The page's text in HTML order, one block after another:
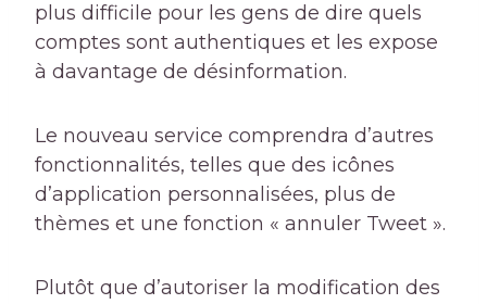
plus difficile pour les gens de dire quels
comptes sont authentiques et les expose
à davantage de désinformation.
Le nouveau service comprendra d’autres
fonctionnalités, telles que des icônes
d’application personnalisées, plus de
thèmes et une fonction « annuler Tweet ».
Plutôt que d’autoriser la modification des